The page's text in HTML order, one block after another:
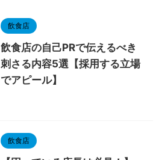
飲食店
飲食店の自己PRで伝えるべき
刺さる内容5選【採用する立場
でアピール】
飲食店